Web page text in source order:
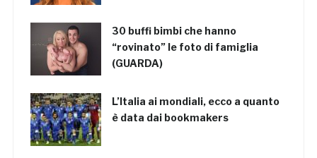
30 buffi bimbi che hanno
“rovinato” le foto di famiglia
(GUARDA)
L’Italia ai mondiali, ecco a quanto
è data dai bookmakers